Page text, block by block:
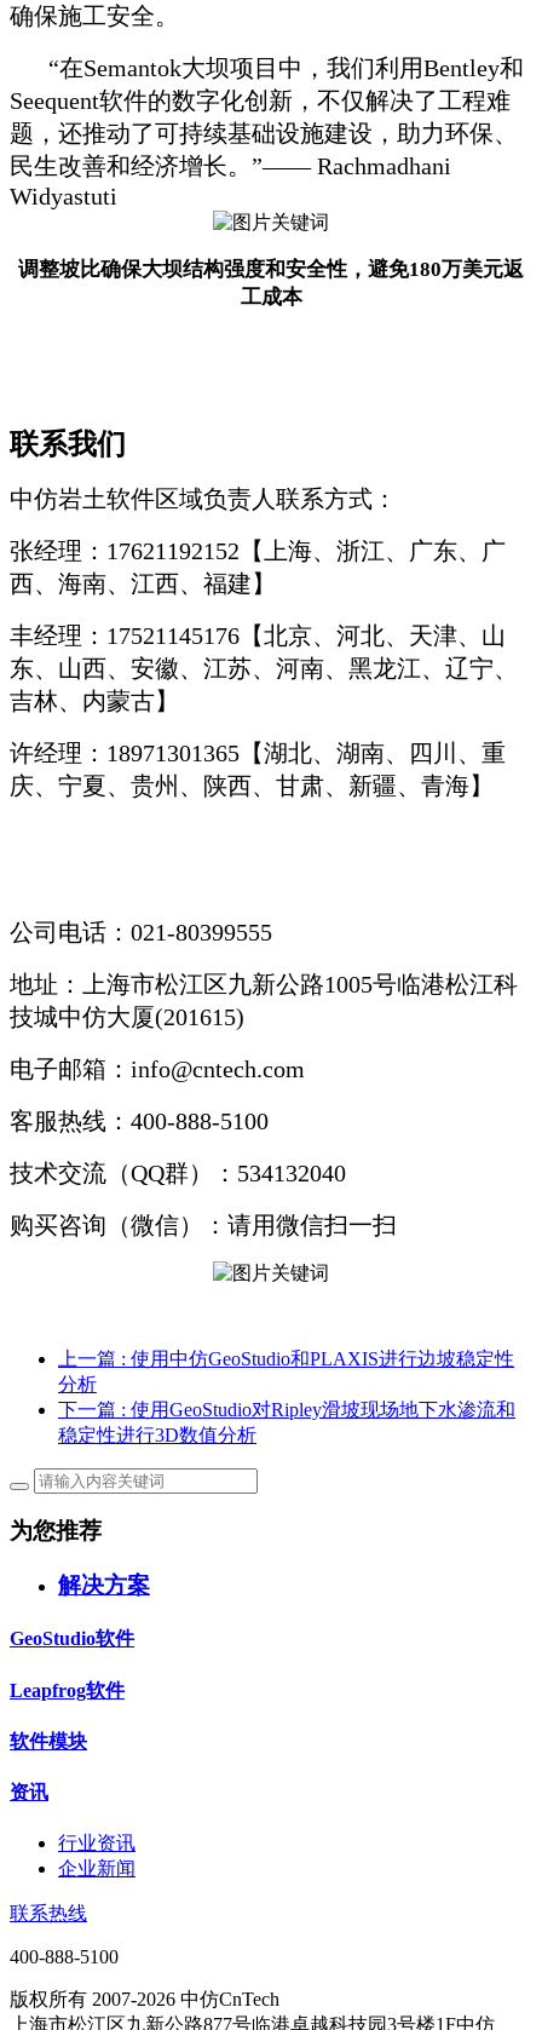
确保施工安全。
“在Semantok大坝项目中，我们利用Bentley和
Seequent软件的数字化创新，不仅解决了工程难
题，还推动了可持续基础设施建设，助力环保、
民生改善和经济增长。”—— Rachmadhani
Widyastuti
调整坡比确保大坝结构强度和安全性，避免180万美元返
工成本
联系我们
中仿岩土软件区域负责人联系方式：
张经理：17621192152【上海、浙江、广东、广
西、海南、江西、福建】
丰经理：17521145176【北京、河北、天津、山
东、山西、安徽、江苏、河南、黑龙江、辽宁、
吉林、内蒙古】
许经理：18971301365【湖北、湖南、四川、重
庆、宁夏、贵州、陕西、甘肃、新疆、青海】
公司电话：021-80399555
地址：上海市松江区九新公路1005号临港松江科
技城中仿大厦(201615)
电子邮箱：info@cntech.com
客服热线：400-888-5100
技术交流（QQ群）：534132040
购买咨询（微信）：请用微信扫一扫
上一篇 : 使用中仿GeoStudio和PLAXIS进行边坡稳定性
分析
下一篇 : 使用GeoStudio对Ripley滑坡现场地下水渗流和
稳定性进行3D数值分析
为您推荐
解决方案
GeoStudio软件
Leapfrog软件
软件模块
资讯
行业资讯
企业新闻
联系热线
400-888-5100
版权所有 2007-2026 中仿CnTech
上海市松江区九新公路877号临港卓越科技园3号楼1F中仿